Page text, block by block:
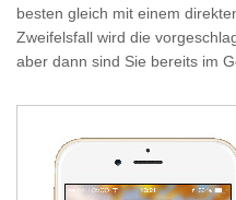
besten gleich mit einem
Zweifelsfall wird die
aber dann sind Sie bereits im